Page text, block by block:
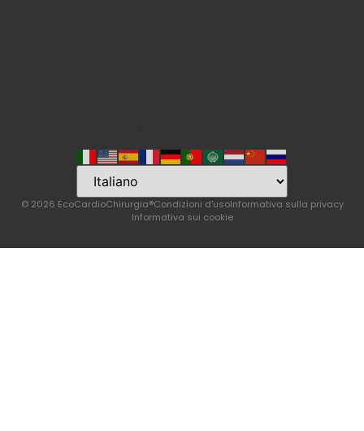
© 2026 EcoCardioChirurgia®Condizioni d'usoInformativa sulla privacy
Informativa sui cookie